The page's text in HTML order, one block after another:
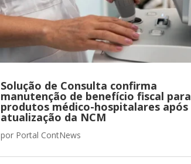
Solução de Consulta confirma
manutenção de benefício fiscal para
produtos médico-hospitalares após
atualização da NCM
por Portal ContNews